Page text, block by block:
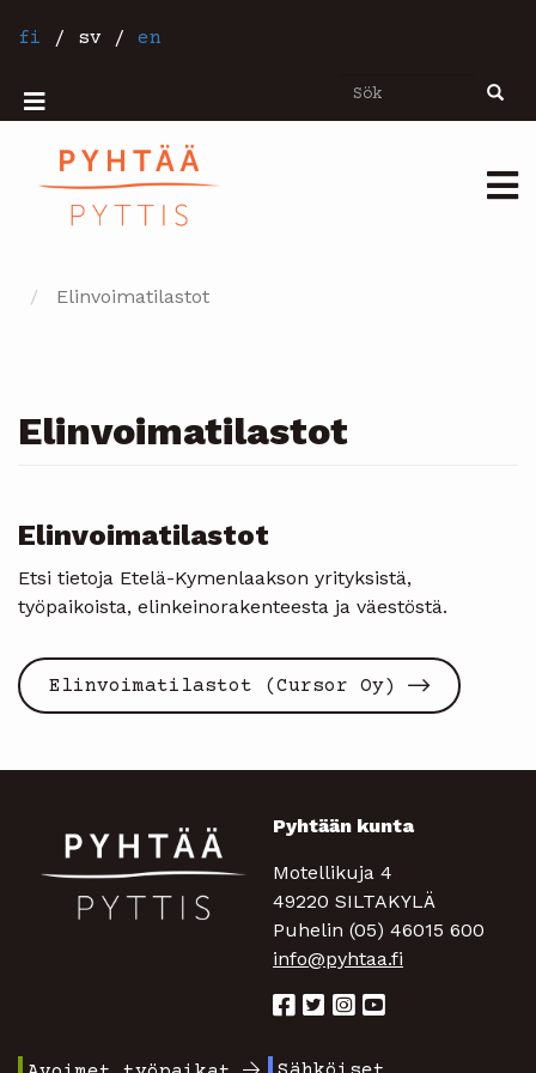
tillfi / sv / en
Sök Sök
Mobiilivalikko
Elinvoimatilastot
Elinvoimatilastot
Elinvoimatilastot
Etsi tietoja Etelä-Kymenlaakson yrityksistä,
työpaikoista, elinkeinorakenteesta ja väestöstä.
Elinvoimatilastot (Cursor Oy)
Pyhtään kunta
Motellikuja 4
49220 SILTAKYLÄ
Puhelin (05) 46015 600
info@pyhtaa.fi